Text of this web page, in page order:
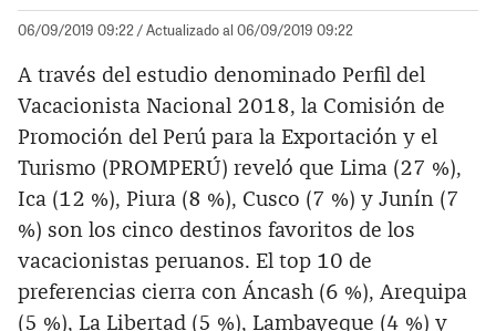
06/09/2019 09:22/ Actualizado al 06/09/2019 09:22
A través del estudio denominado Perfil del
Vacacionista Nacional 2018, la Comisión de
Promoción del Perú para la Exportación y el
Turismo (PROMPERÚ) reveló que Lima (27 %),
Ica (12 %), Piura (8 %), Cusco (7 %) y Junín (7
%) son los cinco destinos favoritos de los
vacacionistas peruanos. El top 10 de
preferencias cierra con Áncash (6 %), Arequipa
(5 %), La Libertad (5 %), Lambayeque (4 %) y